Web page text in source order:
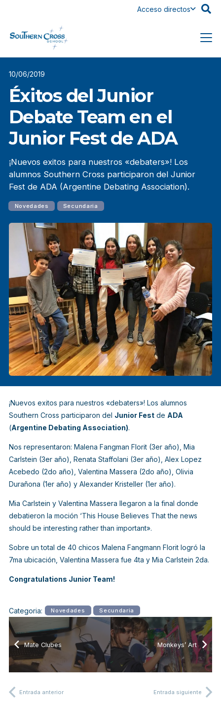
Acceso directos
10/06/2019
Éxitos del Junior
Debate Team en el
Junior Fest de ADA
¡Nuevos exitos para nuestros «debaters»! Los
alumnos Southern Cross participaron del Junior
Fest de ADA (Argentine Debating Association).
Novedades Secundaria
¡Nuevos exitos para nuestros «debaters»! Los alumnos
Southern Cross participaron del Junior Festde ADA
(Argentine Debating Association).
Nos representaron: Malena Fangman Florit (3er año), Mia
Carlstein (3er año), Renata Staffolani (3er año), Alex Lopez
Acebedo (2do año), Valentina Massera (2do año), Olivia
Durañona (1er año) y Alexander Kristeller (1er año).
Mia Carlstein y Valentina Massera llegaron a la final donde
debatieron la moción ‘This House Believes That the news
should be interesting rather than important».
Sobre un total de 40 chicos Malena Fangmann Florit logró la
7ma ubicación, Valentina Massera fue 4ta y Mia Carlstein 2da.
Congratulations Junior Team!
Categoria: Novedades Secundaria
Mate Clubes Monkeys’ Art
Entrada anterior Entrada siguiente